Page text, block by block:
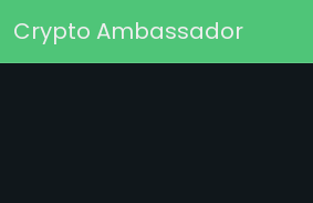
Основная
Crypto Ambassador